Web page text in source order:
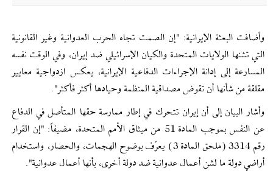
وأضافت البعثة الإيرانية: "إن الصمت تجاه الحرب العدوانية وغير القانونية
التي تشنها الولايات المتحدة والكيان الإسرائيلي ضد إيران، وفي الوقت نفسه
المسارعة إلى إدانة الإجراءات الدفاعية الإيرانية، يعكس ازدواجية معايير
مقلقة من شأنها أن تقوض مصداقية المنظمة وحيادها أكثر فأكثر".
وأشار البيان إلى أن إيران تتحرك في إطار ممارسة حقها المتأصل في الدفاع
عن النفس بموجب المادة 51 من ميثاق الأمم المتحدة، مضيفاً: "إن القرار
رقم 3314 (ملحق المادة 3) يعرّف بوضوح الهجمات، والحصار، واستخدام
أراضي دولة ما لشن أعمال عدوانية ضد دولة أخرى، بأنها أعمال عدوانية".